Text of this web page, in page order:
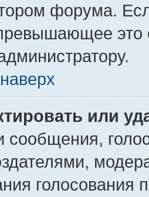
форума.
это
или
сообщения,
голосования